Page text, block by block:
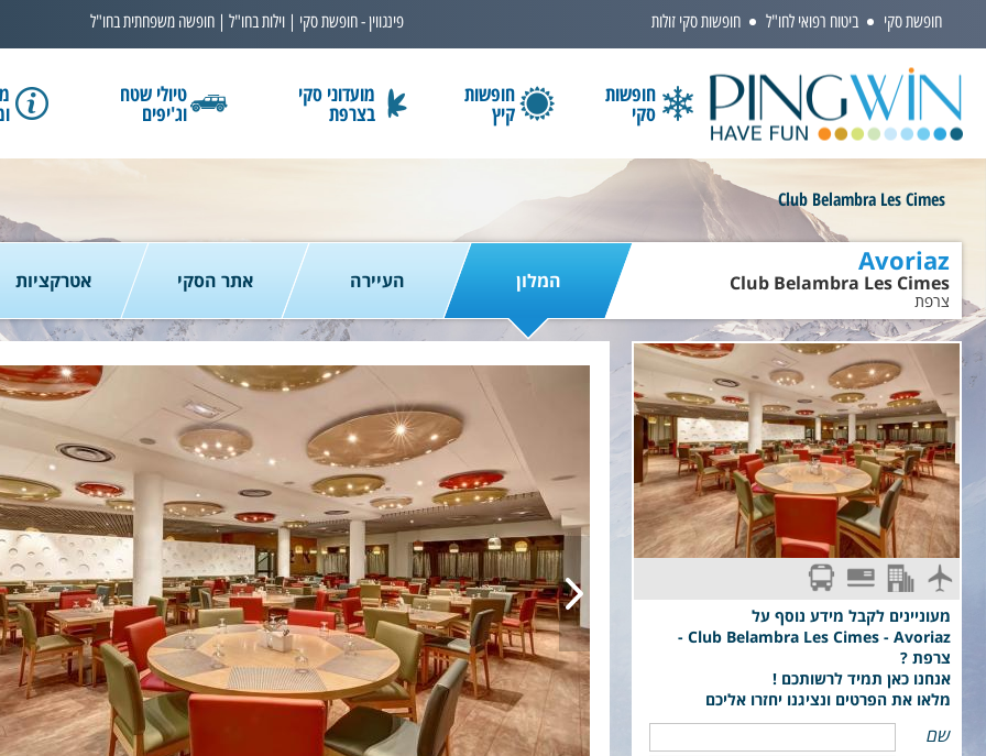
פינגווין - חופשת סקי | וילות בחו"ל | חופשה משפחתית בחו"ל חופשת סקי ביטוח רפואי לחו"ל חופשות סקי זולות
חופשות
סקי
חופשות
קיץ
מועדוני סקי
בצרפת
טיולי שטח
וג'יפים
Club Belambra Les Cimes
Avoriaz
Club Belambra Les Cimes
צרפת
המלון העיירה אתר הסקי אטרקציות
טיסת אל על: תל-אביב - GENEVE
הכל כלול
סקי פס מורחב
מעוניינים לקבל מידע נוסף על
Club Belambra Les Cimes - Avoriaz -
צרפת ?
אנחנו כאן תמיד לרשותכם !
מלאו את הפרטים ונציגנו יחזרו אליכם
שם